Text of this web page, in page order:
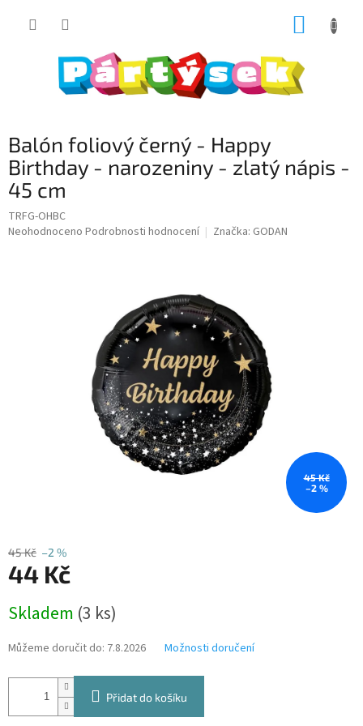
Balón foliový černý - Happy
Birthday - narozeniny - zlatý nápis -
45 cm
TRFG-OHBC
Průměrné
Neohodnoceno Podrobnosti hodnocení Značka: GODAN
45 Kč
–2 %
45 Kč –2 %
44 Kč
cena:
Skladem (3 ks)
Můžeme doručit do: 7.8.2026 Možnosti doručení
Přidat do košíku